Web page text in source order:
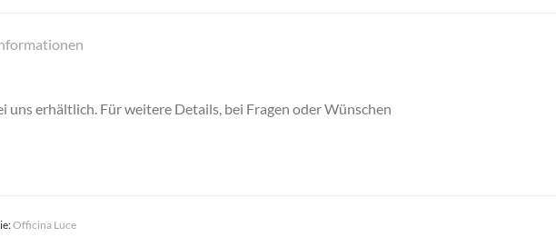
erhältlich. Für weitere Details, bei Fragen oder Wünschen
Officina Luce